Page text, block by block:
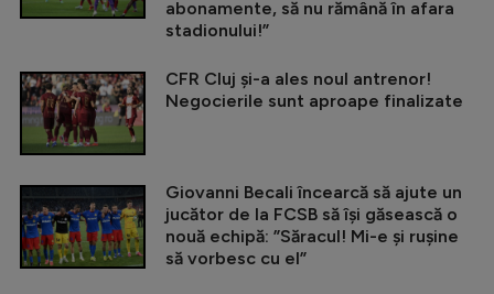
abonamente, să nu rămână în afara
stadionului!”
CFR Cluj și-a ales noul antrenor!
Negocierile sunt aproape finalizate
Giovanni Becali încearcă să ajute un
jucător de la FCSB să își găsească o
nouă echipă: ”Săracul! Mi-e și rușine
să vorbesc cu el”